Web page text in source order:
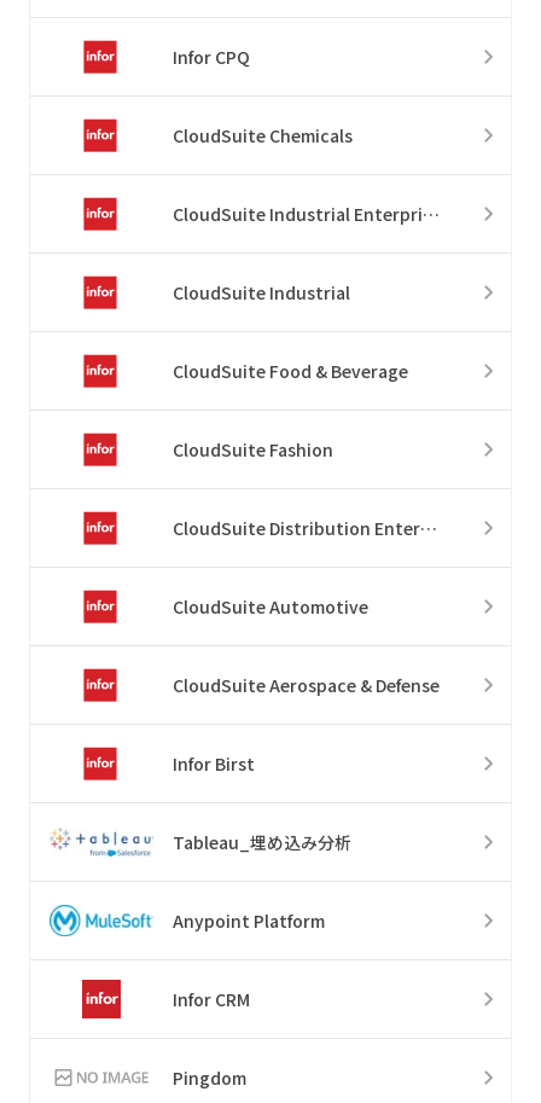
Infor CPQ
CloudSuite Chemicals
CloudSuite Industrial Enterprise
CloudSuite Industrial
CloudSuite Food & Beverage
CloudSuite Fashion
CloudSuite Distribution Enterprise
CloudSuite Automotive
CloudSuite Aerospace & Defense
Infor Birst
Tableau_埋め込み分析
Anypoint Platform
Infor CRM
Pingdom